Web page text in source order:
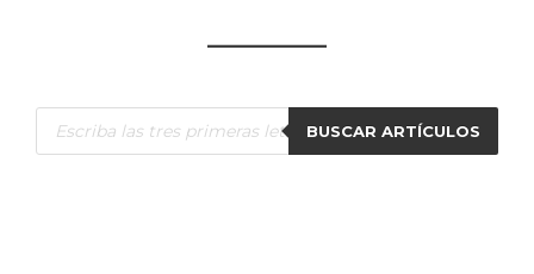
Búsqueda
de
productos
BUSCAR ARTÍCULOS